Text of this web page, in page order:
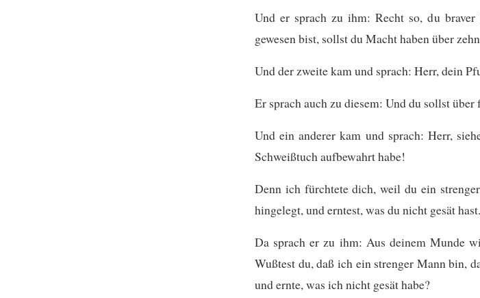
Und er sprach zu ihm: Recht so, du
gewesen bist, sollst du Macht haben über
Und der zweite kam und sprach: Herr, dein
Er sprach auch zu diesem: Und du sollst über
Und ein anderer kam und sprach: Herr,
Schweißtuch aufbewahrt habe!
Denn ich fürchtete dich, weil du ein
hingelegt, und erntest, was du nicht gesät hast.
Da sprach er zu ihm: Aus deinem Munde
Wußtest du, daß ich ein strenger Mann bin,
und ernte, was ich nicht gesät habe?